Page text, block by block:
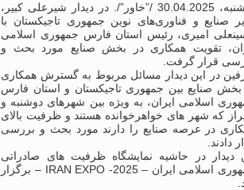
دوشنبه، 30.04.2025 /”خاور”/. در دیدار شیرعلی کبیر،
صنایع و فناوری‌های نوین جمهوری تاجیکستان با
امیری، رئیس استان فارس جمهوری اسلامی
تقویت همکاری در بخش صنایع مورد بحث و
قرار گرفت.
در این دیدار مسائل مربوط به گسترش همکاری
بخش صنایع بین جمهوری تاجیکستان و استان فارس
اسلامی ایران، به ویژه بین شهرهای دوشنبه و
که شهر های خواهرخوانده هستند و ظرفیت بالای
در عرصه صنایع را دارند مورد بحث و بررسی
دادند.
دیدار در حاشیه نمایشگاه ظرفیت های صادراتی
جمهوری اسلامی ایران – IRAN EXPO -2025 – برگزار